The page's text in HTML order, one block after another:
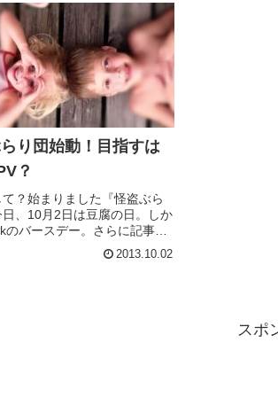
り団始動！目指すは
？
？始まりました『怪盗ぶら
日、10月2日は豆腐の日。しか
のバースデー。さらに記事を
るちょうど今頃に産声を上げ
そんなメモリアルデーに立ち
2013.10.02
スポ